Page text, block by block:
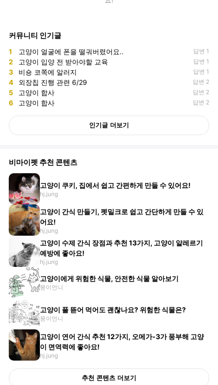
커뮤니티 인기글
1 고양이 얼굴에 폰을 떨궈버렸어요.. 답변 1
2 고양이 입양 전 받아야할 교육 답변 1
3 비숑 코쪽에 알러지 답변 1
4 외장칩 진행 관련 6/29 답변 2
5 고양이 합사 답변 2
6 고양이 합사 답변 2
인기글 더보기
비마이펫 추천 콘텐츠
고양이 쿠키, 집에서 쉽고 간편하게 만들 수 있어요!
hj.jung
고양이 간식 만들기, 펫밀크로 쉽고 간단하게 만들 수 있
어요!
hj.jung
고양이 수제 간식 장점과 추천 13가지, 고양이 알레르기
예방에 좋아요!
hj.jung
고양이에게 위험한 식물, 안전한 식물 알아보기
몽이언니
고양이 풀 뜯어 먹어도 괜찮나요? 위험한 식물은?
몽이언니
고양이 연어 간식 추천 12가지, 오메가-3가 풍부해 고양
이 면역력에 좋아요!
hj.jung
추천 콘텐츠 더보기